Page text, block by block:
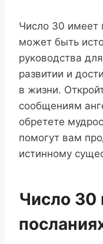
Число 30 имеет
может быть
руководства
развитии и
в жизни.
сообщениям
обретете
помогут вам
истинному
Число 30